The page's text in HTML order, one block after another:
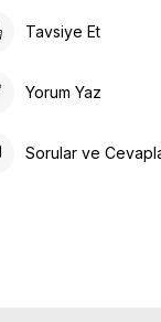
Tavsiye Et
Yorum Yaz
Sorular ve